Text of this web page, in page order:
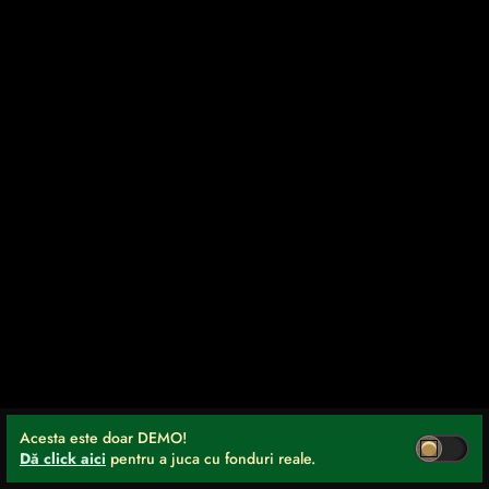
Acesta este doar DEMO!
Dă click aici pentru a juca cu fonduri reale.